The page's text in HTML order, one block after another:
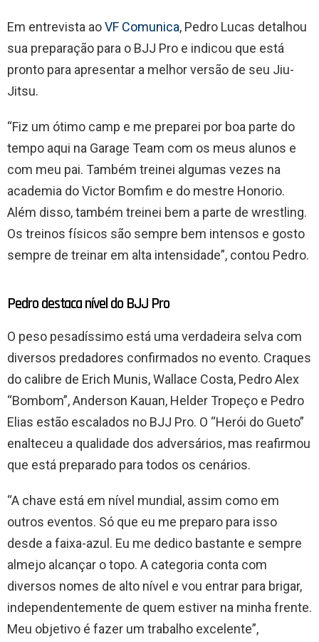
Em entrevista aoVF Comunica, Pedro Lucas detalhou
sua preparação para o BJJ Pro e indicou que está
pronto para apresentar a melhor versão de seu Jiu-
Jitsu.
“Fiz um ótimo camp e me preparei por boa parte do
tempo aqui na Garage Team com os meus alunos e
com meu pai. Também treinei algumas vezes na
academia do Victor Bomfim e do mestre Honorio.
Além disso, também treinei bem a parte de wrestling.
Os treinos físicos são sempre bem intensos e gosto
sempre de treinar em alta intensidade”, contou Pedro.
Pedro destaca nível do BJJ Pro
O peso pesadíssimo está uma verdadeira selva com
diversos predadores confirmados no evento. Craques
do calibre de Erich Munis, Wallace Costa, Pedro Alex
“Bombom”, Anderson Kauan, Helder Tropeço e Pedro
Elias estão escalados no BJJ Pro. O “Herói do Gueto”
enalteceu a qualidade dos adversários, mas reafirmou
que está preparado para todos os cenários.
“A chave está em nível mundial, assim como em
outros eventos. Só que eu me preparo para isso
desde a faixa-azul. Eu me dedico bastante e sempre
almejo alcançar o topo. A categoria conta com
diversos nomes de alto nível e vou entrar para brigar,
independentemente de quem estiver na minha frente.
Meu objetivo é fazer um trabalho excelente”,